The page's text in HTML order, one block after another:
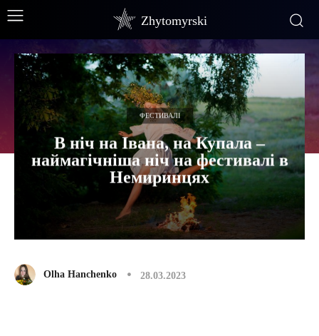
Zhytomyrski
ФЕСТИВАЛІ
В ніч на Івана, на Купала –
наймагічніша ніч на фестивалі в
Немиринцях
Olha Hanchenko 28.03.2023